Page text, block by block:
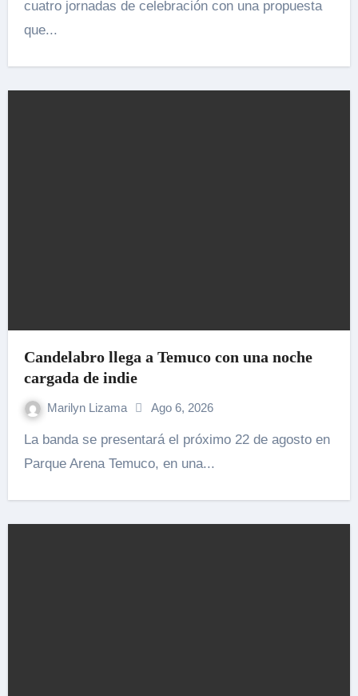
cuatro jornadas de celebración con una propuesta
que...
Candelabro llega a Temuco con una noche
cargada de indie
Marilyn Lizama Ago 6, 2026
La banda se presentará el próximo 22 de agosto en
Parque Arena Temuco, en una...